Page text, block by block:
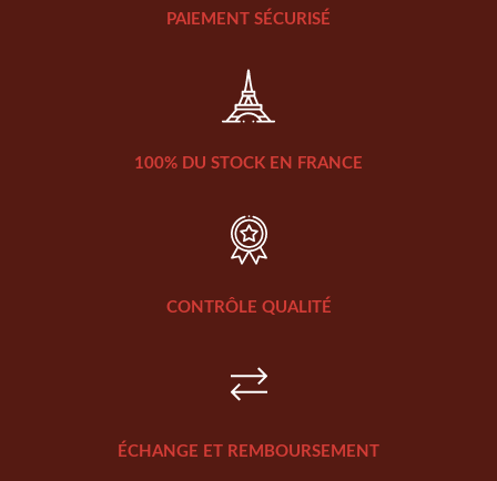
PAIEMENT SÉCURISÉ
100% DU STOCK EN FRANCE
CONTRÔLE QUALITÉ
ÉCHANGE ET REMBOURSEMENT